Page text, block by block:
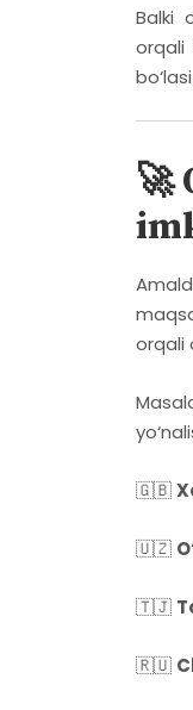
Balki
orqali
🚀
orqali
🇬🇧
🇺🇿
🇹🇯
🇷🇺